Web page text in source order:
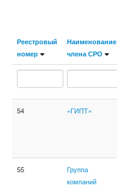
Реестровый
номер
Наименование
члена СРО
54 «ГИПТ»
55
Группа
компаний